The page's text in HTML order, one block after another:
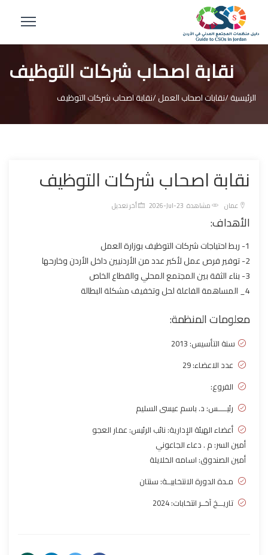
نقابة اصحاب شركات التوظيف
الرئيسية /نقابات اصحاب العمل /نقابة اصحاب شركات التوظيف
نقابة اصحاب شركات التوظيف
عمان مشاهدة 2026-Jul-23 أخر تعديل
الأهداف:
1- ربط احتياجات شركات التوظيف بوزارة العمل
2- توفير فرص عمل لأكبر عدد من الأردنيين داخل الأردن وخارحها
3- بناء الثقة بين المجتمع المحلي والقطاع الخاص
4_ المساهمة الفاعلة لحل وتخفيف مشكلة البطالة
معلومات المنظمة:
سنة التأسيس: 2013
عدد الاعضاء: 29
الفروع:
رئيـــــس: د. باسم عيسى السليم
أعضاء الهيئة الإدارية: نائب الرئيس: عمار العجو
أمين السر: م . دعاء الجاعوني
أمين الصندوق: اسامه الخلايلة
مـدة الدورة الانتخابيــة: سنتان
تاريـــخ آخــر انتخابات: 2024